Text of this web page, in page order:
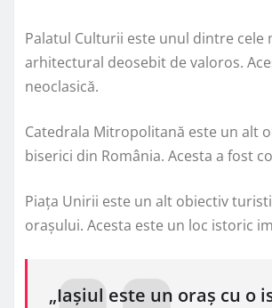
Palatul Culturii este unul dintre
arhitectural deosebit de valoros.
neoclasică.
Catedrala Mitropolitană este un alt
biserici din România. Acesta a fost
Piața Unirii este un alt obiectiv
orașului. Acesta este un loc istoric
„Iașiul este un oraș cu o